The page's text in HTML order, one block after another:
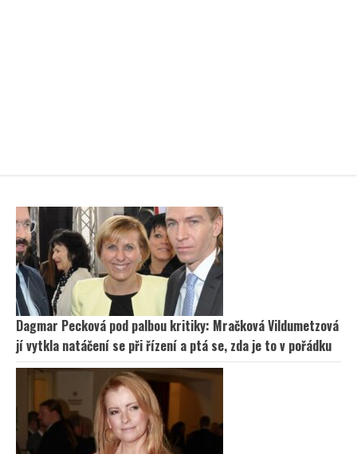
Dagmar Pecková pod palbou kritiky: Mračková Vildumetzová
jí vytkla natáčení se při řízení a ptá se, zda je to v pořádku